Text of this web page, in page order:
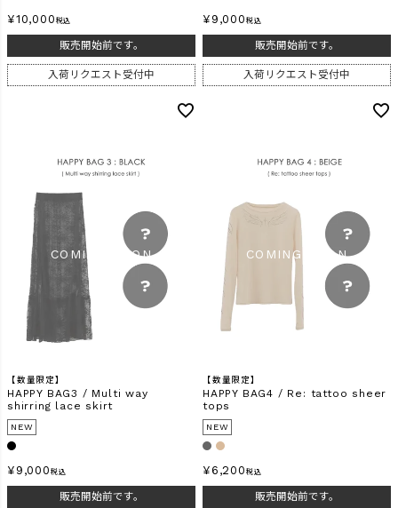
¥10,000 税込
販売開始前です。
入荷リクエスト受付中
¥ 9,000 税込
販売開始前です。
入荷リクエスト受付中
【数量限定】
HAPPY BAG3 / Multi way
shirring lace skirt
NEW
¥ 9,000 税込
販売開始前です。
【数量限定】
HAPPY BAG4 / Re: tattoo sheer
tops
NEW
¥ 6,200 税込
販売開始前です。